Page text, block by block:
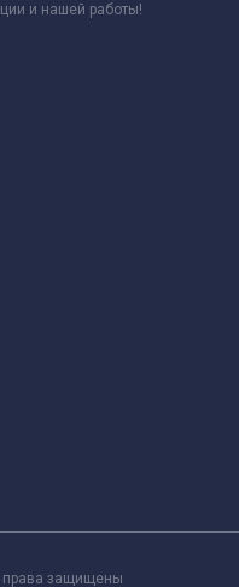
и нашей работы!
права защищены